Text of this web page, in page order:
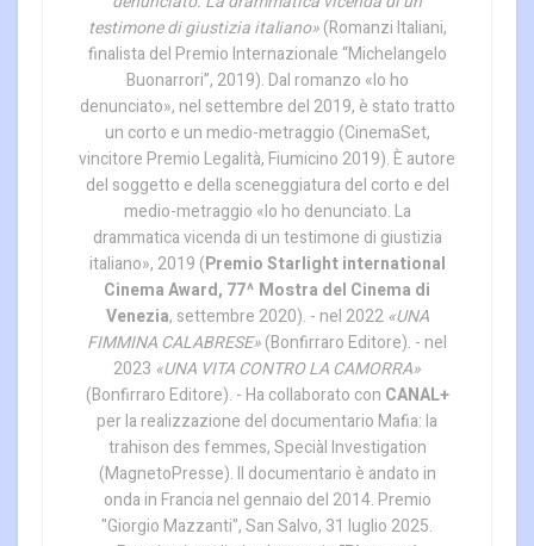
testimone di giustizia italiano»(Romanzi Italiani,
finalista del Premio Internazionale “Michelangelo
Buonarrori”, 2019). Dal romanzo «Io ho
denunciato», nel settembre del 2019, è stato tratto
un corto e un medio-metraggio (CinemaSet,
vincitore Premio Legalità, Fiumicino 2019). È autore
del soggetto e della sceneggiatura del corto e del
medio-metraggio «Io ho denunciato. La
drammatica vicenda di un testimone di giustizia
italiano», 2019 (Premio Starlight international
Cinema Award, 77^ Mostra del Cinema di
Venezia, settembre 2020). - nel 2022«UNA
FIMMINA CALABRESE»(Bonfirraro Editore). - nel
2023 «UNA VITA CONTRO LA CAMORRA»
(Bonfirraro Editore). - Ha collaborato con CANAL+
per la realizzazione del documentario Mafia: la
trahison des femmes, Speciàl Investigation
(MagnetoPresse). Il documentario è andato in
onda in Francia nel gennaio del 2014. Premio
"Giorgio Mazzanti", San Salvo, 31 luglio 2025.